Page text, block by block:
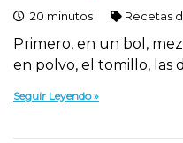
20 minutos Recetas
Primero, en un bol,
en polvo, el tomillo, las
Seguir Leyendo